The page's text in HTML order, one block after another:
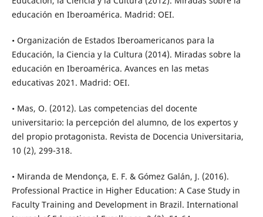
educación en Iberoamérica. Madrid: OEI.
• Organización de Estados Iberoamericanos para la
Educación, la Ciencia y la Cultura (2014). Miradas sobre la
educación en Iberoamérica. Avances en las metas
educativas 2021. Madrid: OEI.
• Mas, O. (2012). Las competencias del docente
universitario: la percepción del alumno, de los expertos y
del propio protagonista. Revista de Docencia Universitaria,
10 (2), 299-318.
• Miranda de Mendonça, E. F. & Gómez Galán, J. (2016).
Professional Practice in Higher Education: A Case Study in
Faculty Training and Development in Brazil. International